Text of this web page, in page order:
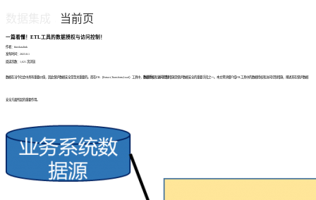
当前页
一篇看懂！ETL工具的数据授权与访问控制！
作者：finedatalink
发布时间：2023.8.1
阅读次数：1,621 次浏览
数据在当今社会中具有重要价值，因此保护数据安全是至关重要的。而在ETL（Extract,Transform,Load）工具中， 数据授权和 访问控制措施是保护数据安全的重要手段之一。本文将详细介绍ETL工具中的数据授权和访问控制措施，阐述其在保护数据
安全方面所起的重要作用。